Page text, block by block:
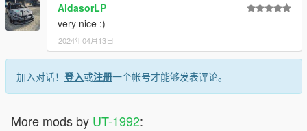
AldasorLP
very nice :)
2024年04月13日
加入对话！ 登入或注册一个帐号才能够发表评论。
More mods by UT-1992: